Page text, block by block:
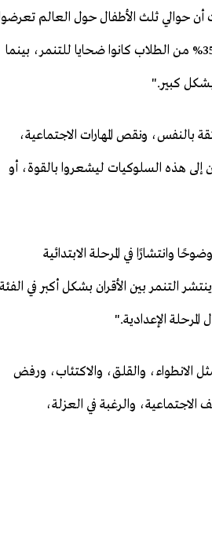
أن حوالي ثلث الأطفال حول العالم
للتنمر من أقرانهم في مرحلة ما. وفي الدراسات التي أجريت في تركيا، تبين أن 20-35% من الطلاب كانوا ضحايا للتنمر، بينما
بالنفس، ونقص المهارات الاجتماعية،
إلى هذه السلوكيات ليشعروا بالقوة، أو
وانتشارًا في المرحلة الابتدائية
التنمر بين الأقران بشكل أكبر في الفئة
الانطواء، والقلق، والاكتئاب، ورفض
والرغبة في العزلة،